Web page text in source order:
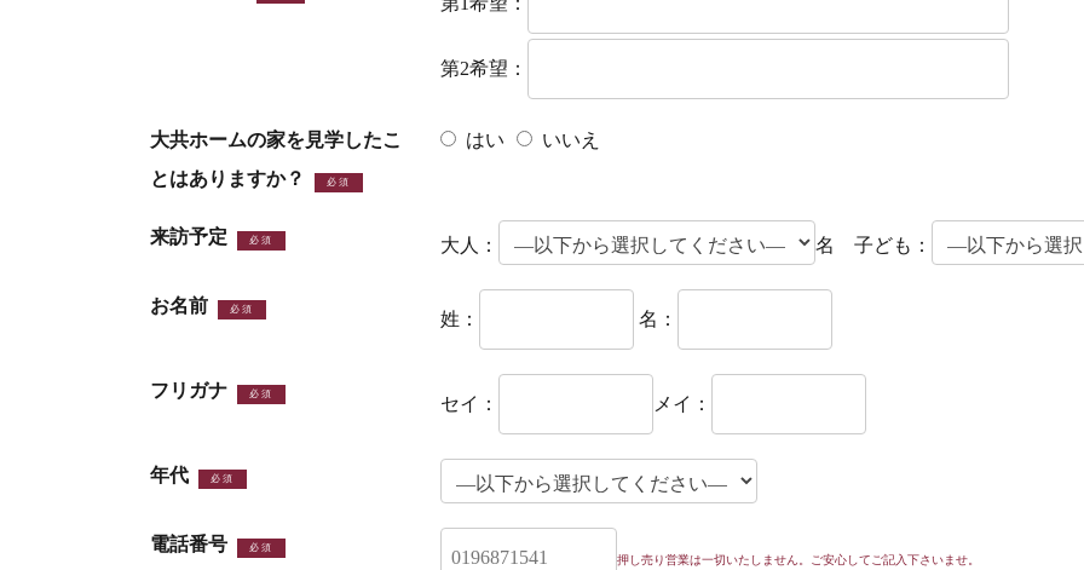
第2希望：
大共ホームの家を見学したこ
とはありますか？
必須
はい いいえ
来訪予定 必須 大人： 名 子ども：
お名前 必須 姓： 名：
フリガナ 必須 セイ： メイ：
年代 必須
電話番号 必須
押し売り営業は一切いたしません。ご安心してご記入下さいませ。